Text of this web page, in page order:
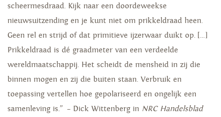
scheermesdraad. Kijk naar een doordeweekse
nieuwsuitzending en je kunt niet om prikkeldraad heen.
Geen rel en strijd of dat primitieve ijzerwaar duikt op. […]
Prikkeldraad is dé graadmeter van een verdeelde
wereldmaatschappij. Het scheidt de mensheid in zij die
binnen mogen en zij die buiten staan. Verbruik en
toepassing vertellen hoe gepolariseerd en ongelijk een
samenleving is.” – Dick Wittenberg in NRC Handelsblad